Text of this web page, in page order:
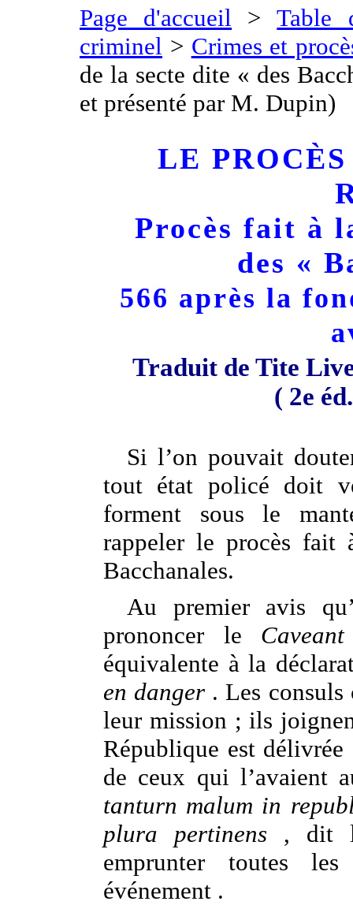
Page d'accueil >Table
criminel > Crimes et
de la secte dite « des
et présenté par M. Dupin)
LE
Procès fait à
des «
566 après la
Traduit de Tite
( 2e
Si l’on pouvait
tout état policé doit
forment sous le
rappeler le procès fait
Bacchanales.
Au premier avis
prononcer le
équivalente à la
en danger . Les consuls
leur mission ; ils
République est
de ceux qui l’avaient
tanturn malum in
plura pertinens , dit
emprunter toutes
événement .